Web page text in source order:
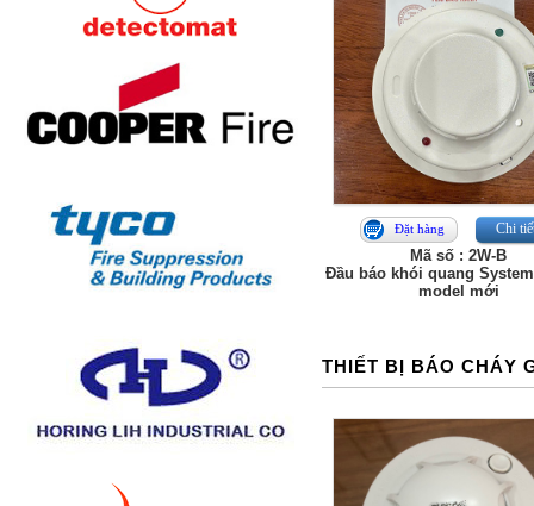
Đặt hàng Chi
Mã số : 2W-B
Đầu báo khói quang
model mới
THIẾT BỊ BÁO CHÁY